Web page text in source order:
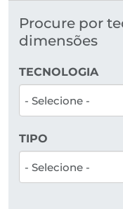
Procure por
dimensões
TECNOLOGIA
TIPO